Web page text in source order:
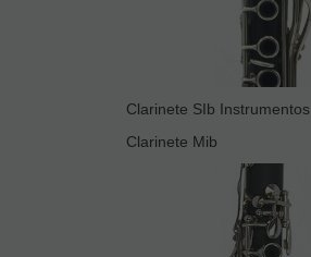
Clarinete SIb Instrumentos
Clarinete Mib